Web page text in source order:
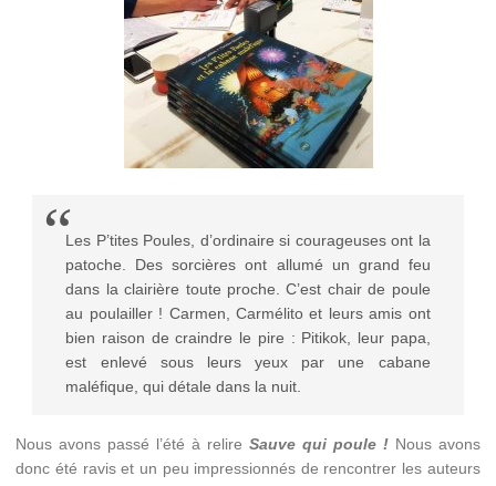
Les P’tites Poules, d’ordinaire si courageuses ont la
patoche. Des sorcières ont allumé un grand feu
dans la clairière toute proche. C’est chair de poule
au poulailler ! Carmen, Carmélito et leurs amis ont
bien raison de craindre le pire : Pitikok, leur papa,
est enlevé sous leurs yeux par une cabane
maléfique, qui détale dans la nuit.
Nous avons passé l’été à relire Sauve qui poule ! Nous avons
donc été ravis et un peu impressionnés de rencontrer les auteurs